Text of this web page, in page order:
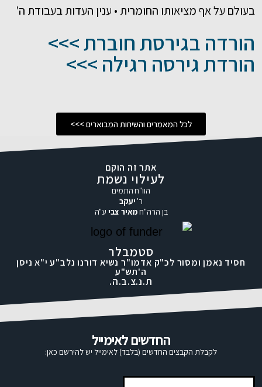
בעולם על אף מציאותו החומרית • ענין העדות בעבודת ה'
הורדה בגירסת חוברת >>>
הורדת גירסה רגילה >>>
לכל המאמרים והשיחות המבוארים >>>
אתר זה הוקם
לעילוי נשמת
הוו"ח התמים
ר'יעקב
בן הרה"חמאיר צביע"ה
סטמבלר
חסיד נאמן ומסור לכ"ק אדמו"ר נשיא דורנו נלב"ע י"א ניסן
ה'תש"ע
ת.נ.צ.ב.ה.
החדשים לאימייל
לקבלת הקבצים החדשים (בלבד) לאימייל יש להירשם כאן: